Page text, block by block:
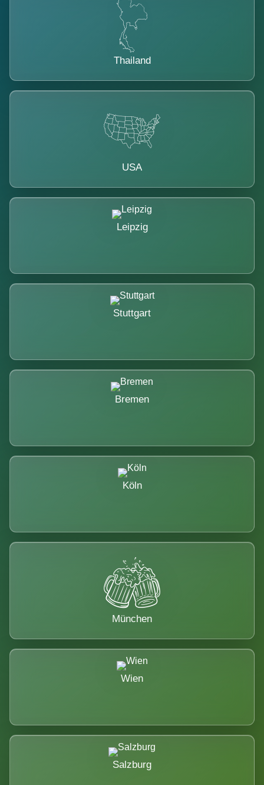
Thailand
USA
Leipzig
Stuttgart
Bremen
Köln
München
Wien
Salzburg